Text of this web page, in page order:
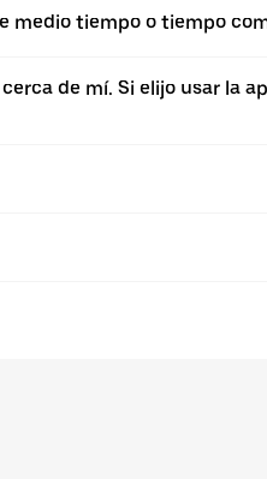
medio tiempo o tiempo
de mí. Si elijo usar la